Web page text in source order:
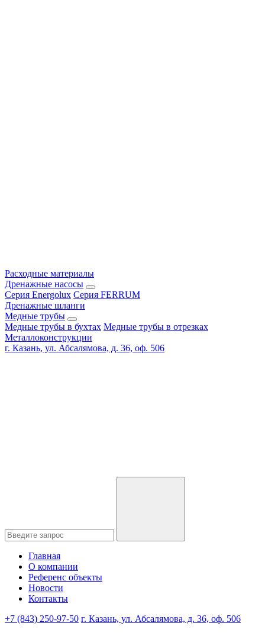
Расходные материалы
Дренажные насосы
Серия Energolux Серия FERRUM
Дренажные шланги
Медные трубы
Медные трубы в бухтах Медные трубы в отрезках
Металлоконструкции
г. Казань, ул. Абсалямова, д. 36, оф. 506
Главная
О компании
Референс объекты
Новости
Контакты
+7 (843) 250-97-50 г. Казань, ул. Абсалямова, д. 36, оф. 506